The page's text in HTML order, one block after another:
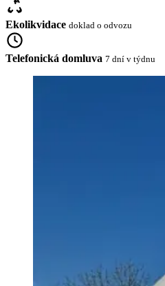
Ekolikvidace doklad o odvozu
Telefonická domluva 7 dní v týdnu